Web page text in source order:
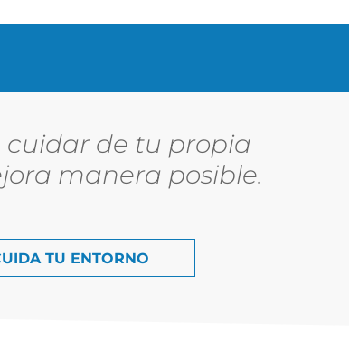
cuidar de tu propia
manera posible.
TU ENTORNO